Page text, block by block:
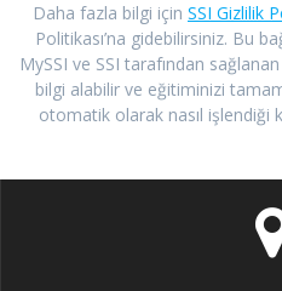
Daha fazla bilgi için SSI Gizlilik
Politikası’na gidebilirsiniz. Bu
MySSI ve SSI tarafından
bilgi alabilir ve eğitiminizi
otomatik olarak nasıl işlendiği